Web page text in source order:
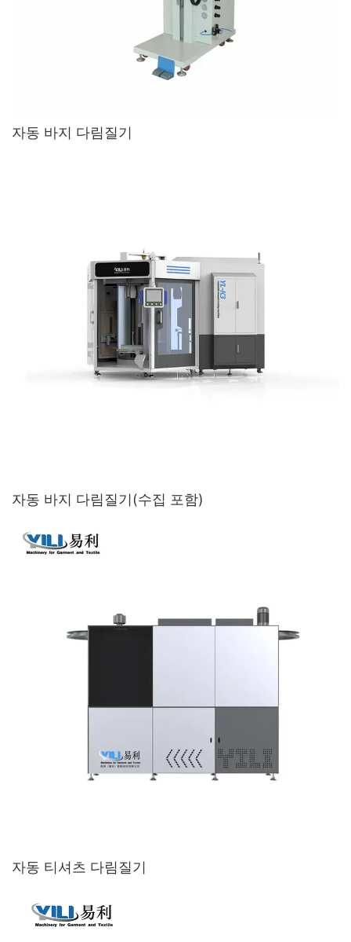
자동 바지 다림질기
자동 바지 다림질기(수집 포함)
자동 티셔츠 다림질기